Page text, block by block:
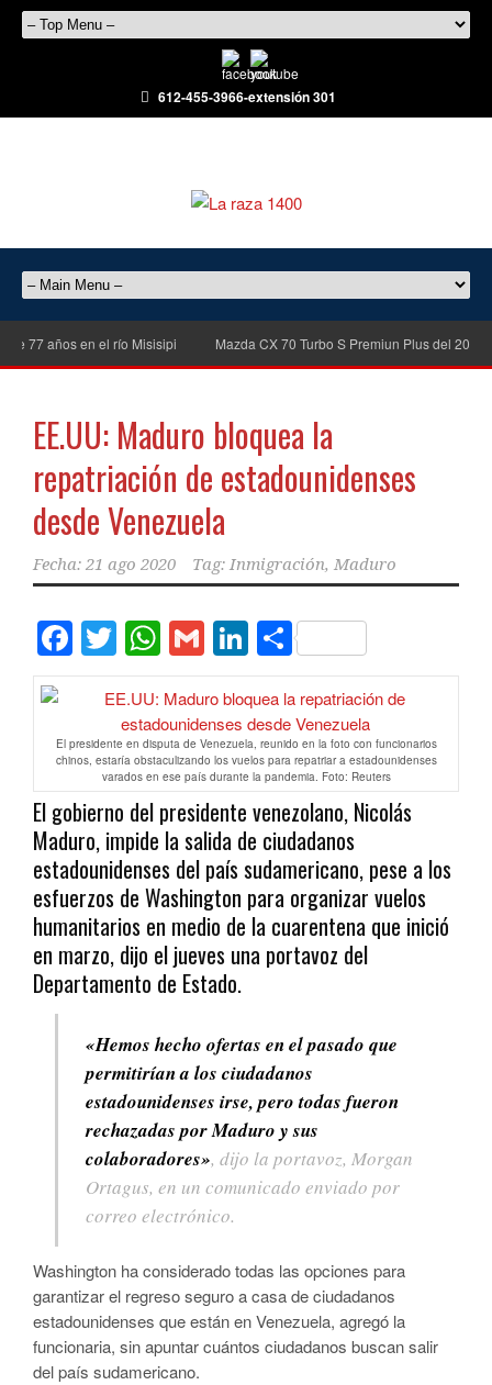
612-455-3966-extensión 301
años en el río Misisipi Mazda CX 70 Turbo S Premiun Plus del 2026,
EE.UU: Maduro bloquea la
repatriación de estadounidenses
desde Venezuela
Fecha: 21 ago 2020 Tag: Inmigración, Maduro
Facebook
Twitter
WhatsApp
GmailLinkedIn
Compartir
El presidente en disputa de Venezuela, reunido en la foto con funcionarios
chinos, estaría obstaculizando los vuelos para repatriar a estadounidenses
varados en ese país durante la pandemia. Foto: Reuters
El gobierno del presidente venezolano, Nicolás
Maduro, impide la salida de ciudadanos
estadounidenses del país sudamericano, pese a los
esfuerzos de Washington para organizar vuelos
humanitarios en medio de la cuarentena que inició
en marzo, dijo el jueves una portavoz del
Departamento de Estado.
«Hemos hecho ofertas en el pasado que
permitirían a los ciudadanos
estadounidenses irse, pero todas fueron
rechazadas por Maduro y sus
colaboradores», dijo la portavoz, Morgan
Ortagus, en un comunicado enviado por
correo electrónico.
Washington ha considerado todas las opciones para
garantizar el regreso seguro a casa de ciudadanos
estadounidenses que están en Venezuela, agregó la
funcionaria, sin apuntar cuántos ciudadanos buscan salir
del país sudamericano.